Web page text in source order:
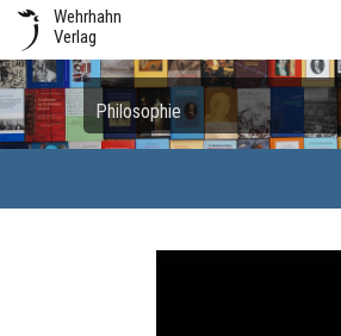
Wehrhahn
Verlag
Philosophie